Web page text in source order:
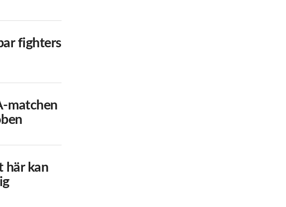
fighters
matchen
här kan